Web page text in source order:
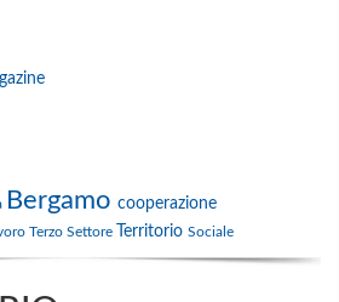
Bergamo cooperazione
Terzo Settore Territorio Sociale